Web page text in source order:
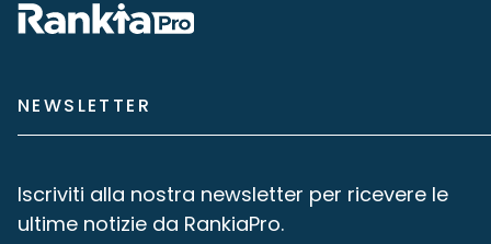
NEWSLETTER
Iscriviti alla nostra newsletter per ricevere le
ultime notizie da RankiaPro.